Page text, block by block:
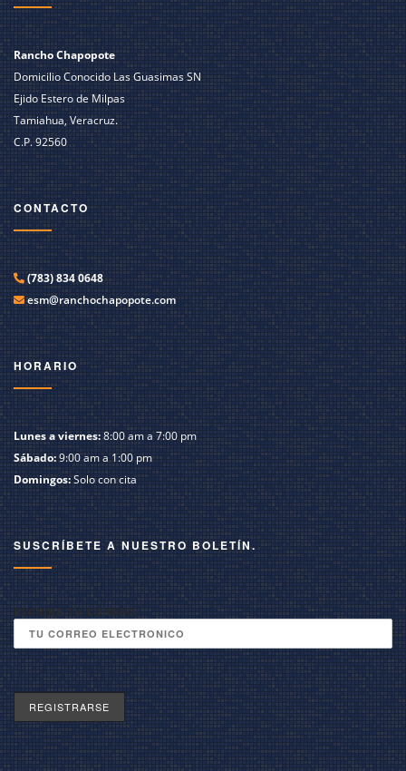
Rancho Chapopote
Domicilio Conocido Las Guasimas SN
Ejido Estero de Milpas
Tamiahua, Veracruz.
C.P. 92560
CONTACTO
(783) 834 0648
esm@ranchochapopote.com
HORARIO
Lunes a viernes:8:00 am a 7:00 pm
Sábado:9:00 am a 1:00 pm
Domingos:Solo con cita
SUSCRÍBETE A NUESTRO BOLETÍN.
ESCRIBE TU CORREO: